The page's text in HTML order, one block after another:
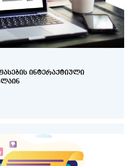
ᲘᲜᲢᲔᲠᲐᲥᲢᲘᲣᲚᲘ